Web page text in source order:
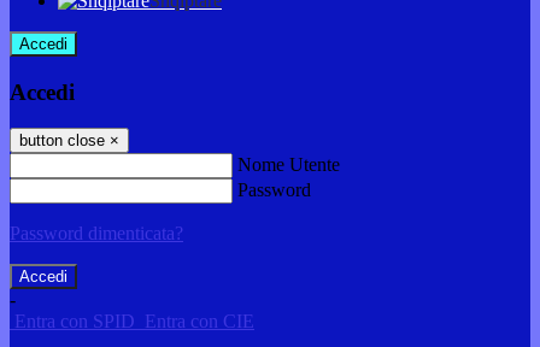
Accedi
Accedi
button close ×
Nome Utente
Password
Password dimenticata?
-
Entra con SPID Entra con CIE